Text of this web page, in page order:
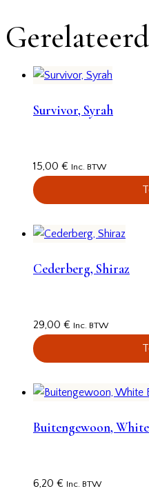
Survivor, Syrah
15,00 € Inc. BTW
Cederberg, Shiraz
29,00 € Inc. BTW
Buitengewoon,
6,20 € Inc. BTW